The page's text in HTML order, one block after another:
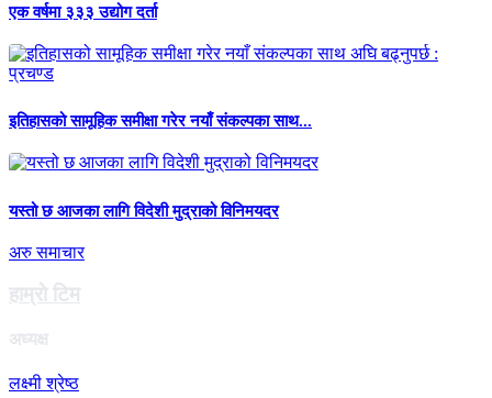
एक वर्षमा ३३३ उद्योग दर्ता
इतिहासको सामूहिक समीक्षा गरेर नयाँ संकल्पका साथ...
यस्तो छ आजका लागि विदेशी मुद्राको विनिमयदर
अरु समाचार
हाम्राे टिम
अध्यक्ष
लक्ष्मी श्रेष्ठ